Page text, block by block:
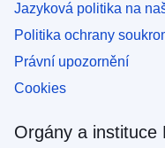
Jazyková politika na
Politika ochrany
Právní upozornění
Cookies
Orgány a instituce